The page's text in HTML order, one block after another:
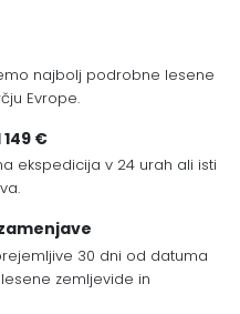
najbolj podrobne lesene
Evrope.
€
ekspedicija v 24 urah ali isti
30 dni od datuma
zemljevide in